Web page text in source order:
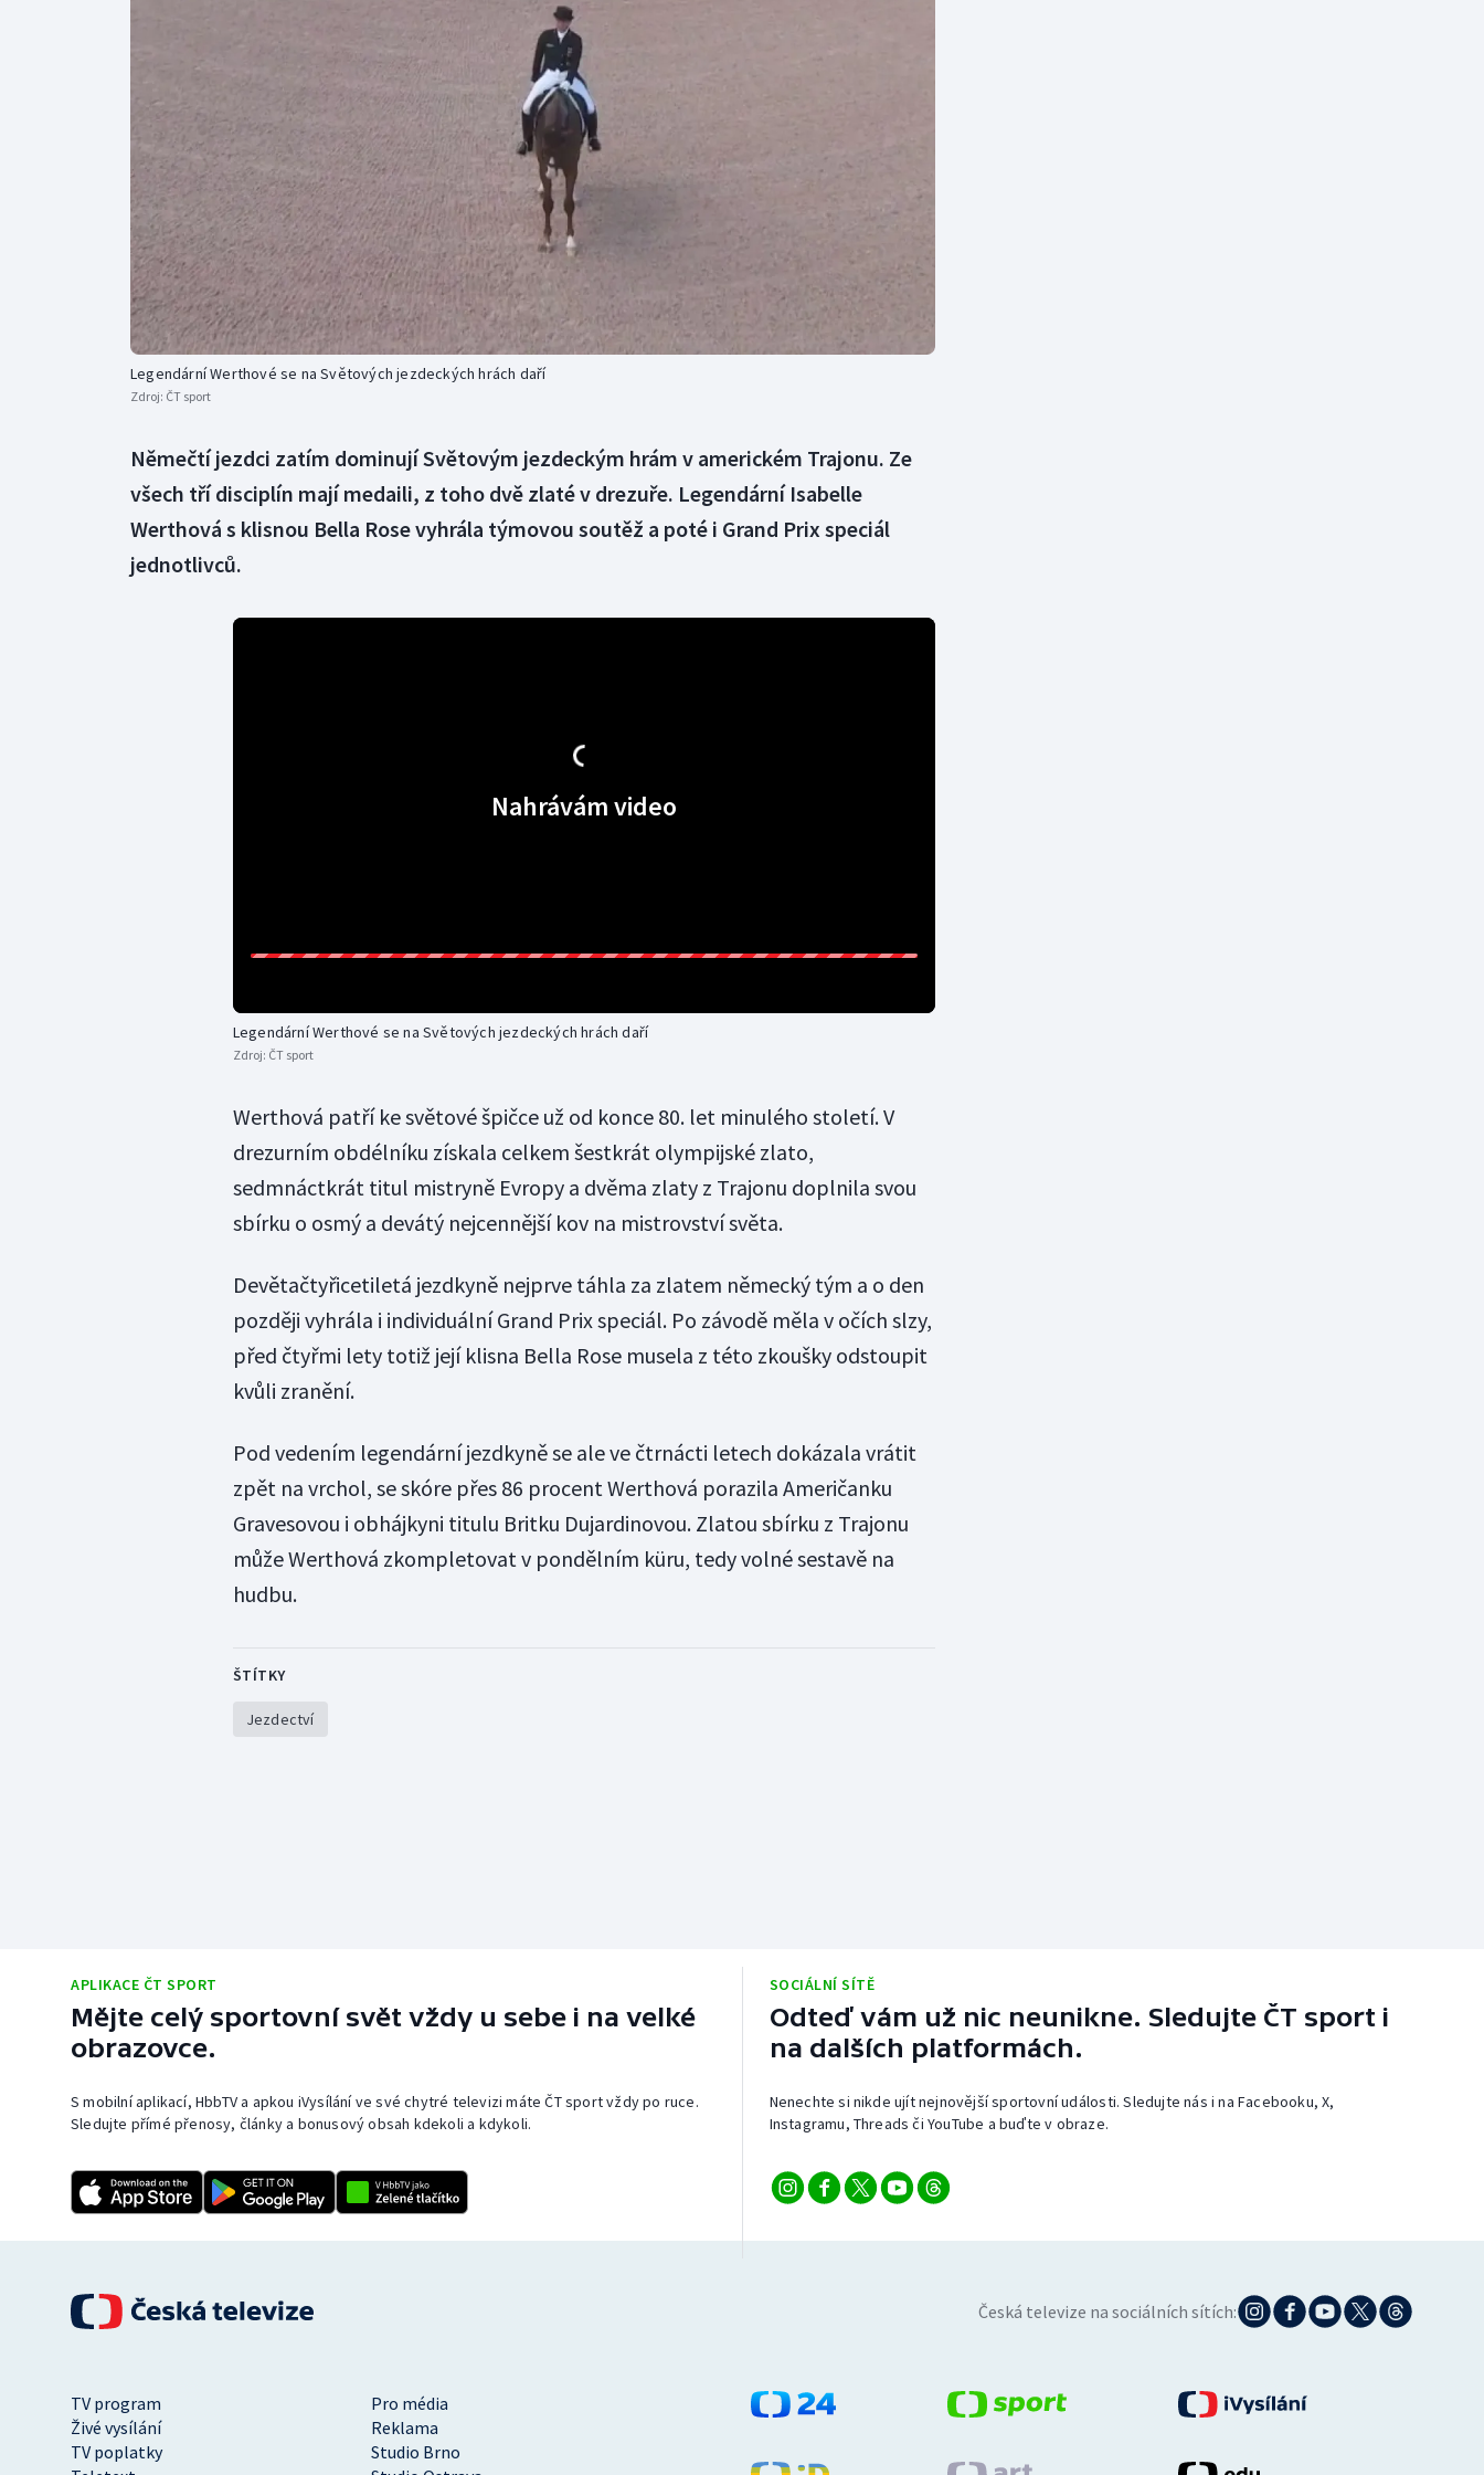
Dostihy
Florbal
Futsal
Golf
Gymnastika
Moderní pětiboj
Motorsport
Olympijské hry
Parasport
Plavání
Plážový volejbal
Volejbal
Ostatní
Legendární Werthové se na Světových jezdeckých hrách daří
Zdroj: ČT sport
Němečtí jezdci zatím dominují Světovým jezdeckým hrám v americkém Trajonu. Ze
všech tří disciplín mají medaili, z toho dvě zlaté v drezuře. Legendární Isabelle
Werthová s klisnou Bella Rose vyhrála týmovou soutěž a poté i Grand Prix speciál
jednotlivců.
Nahrávám video
Legendární Werthové se na Světových jezdeckých hrách daří
Zdroj: ČT sport
Werthová patří ke světové špičce už od konce 80. let minulého století. V
drezurním obdélníku získala celkem šestkrát olympijské zlato,
sedmnáctkrát titul mistryně Evropy a dvěma zlaty z Trajonu doplnila svou
sbírku o osmý a devátý nejcennější kov na mistrovství světa.
Devětačtyřicetiletá jezdkyně nejprve táhla za zlatem německý tým a o den
později vyhrála i individuální Grand Prix speciál. Po závodě měla v očích slzy,
před čtyřmi lety totiž její klisna Bella Rose musela z této zkoušky odstoupit
kvůli zranění.
Pod vedením legendární jezdkyně se ale ve čtrnácti letech dokázala vrátit
zpět na vrchol, se skóre přes 86 procent Werthová porazila Američanku
Gravesovou i obhájkyni titulu Britku Dujardinovou. Zlatou sbírku z Trajonu
může Werthová zkompletovat v pondělním küru, tedy volné sestavě na
hudbu.
ŠTÍTKY
Jezdectví
APLIKACE ČT SPORT
Mějte celý sportovní svět vždy u sebe i na velké
obrazovce.
S mobilní aplikací, HbbTV a apkou iVysílání ve své chytré televizi máte ČT sport vždy po ruce.
Sledujte přímé přenosy, články a bonusový obsah kdekoli a kdykoli.
SOCIÁLNÍ SÍTĚ
Odteď vám už nic neunikne. Sledujte ČT sport i
na dalších platformách.
Nenechte si nikde ujít nejnovější sportovní události. Sledujte nás i na Facebooku, X,
Instagramu, Threads či YouTube a buďte v obraze.
Česká televize na sociálních sítích:
TV program
Pro média
Živé vysílání
Reklama
TV poplatky
Studio Brno